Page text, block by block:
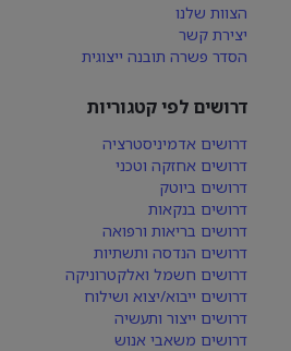
הצוות שלנו
יצירת קשר
הסדר פשרה תובנה ייצוגית
דרושים לפי קטגוריות
דרושים אדמיניסטרציה
דרושים אחזקה וטכני
דרושים ביוטק
דרושים בנקאות
דרושים בריאות ורפואה
דרושים הנדסה ותשתיות
דרושים חשמל ואלקטרוניקה
דרושים ייבוא/יצוא ושילוח
דרושים ייצור ותעשיה
דרושים משאבי אנוש